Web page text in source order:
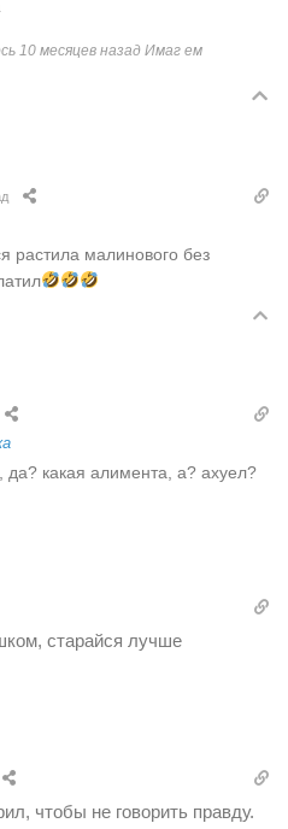
10 месяцев назад Имаг ем
растила малинового без
какая алимента, а? ахуел?
старайся лучше
чтобы не говорить правду.